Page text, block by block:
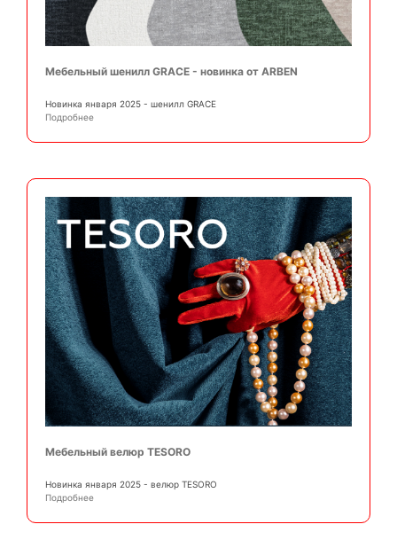
Мебельный шенилл GRACE - новинка от ARBEN
Новинка января 2025 - шенилл GRACE
Подробнее
Мебельный велюр TESORO
Новинка января 2025 - велюр TESORO
Подробнее